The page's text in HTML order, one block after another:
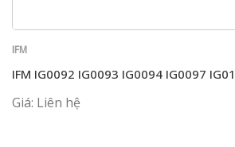
IFM
IFM IG0092 IG0093 IG0094 IG0097
Giá: Liên hệ